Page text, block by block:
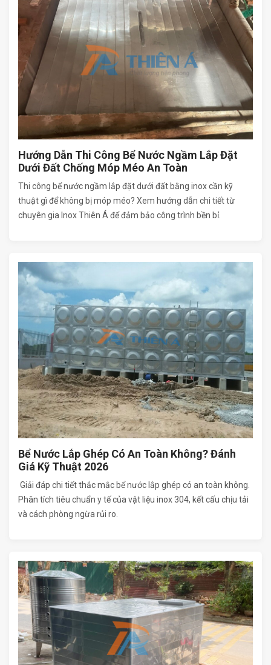
Hướng Dẫn Thi Công Bể Nước Ngầm Lắp Đặt
Dưới Đất Chống Móp Méo An Toàn
Thi công bể nước ngầm lắp đặt dưới đất bằng inox cần kỹ
thuật gì để không bị móp méo? Xem hướng dẫn chi tiết từ
chuyên gia Inox Thiên Á để đảm bảo công trình bền bỉ.
Bể Nước Lắp Ghép Có An Toàn Không? Đánh
Giá Kỹ Thuật 2026
Giải đáp chi tiết thắc mắc bể nước lắp ghép có an toàn không.
Phân tích tiêu chuẩn y tế của vật liệu inox 304, kết cấu chịu tải
và cách phòng ngừa rủi ro.